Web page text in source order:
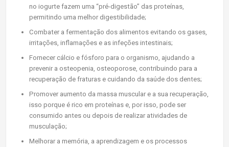
no iogurte fazem uma “pré-digestão” das proteínas,
permitindo uma melhor digestibilidade;
Combater a fermentação dos alimentos evitando os gases,
irritações, inflamações e as infeções intestinais;
Fornecer cálcio e fósforo para o organismo, ajudando a
prevenir a osteopenia, osteoporose, contribuindo para a
recuperação de fraturas e cuidando da saúde dos dentes;
Promover aumento da massa muscular e a sua recuperação,
isso porque é rico em proteínas e, por isso, pode ser
consumido antes ou depois de realizar atividades de
musculação;
Melhorar a memória, a aprendizagem e os processos